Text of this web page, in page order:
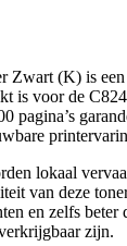
Zwart (K) is
is voor de
pagina’s
lokaal
van deze
en zelfs beter
zijn.